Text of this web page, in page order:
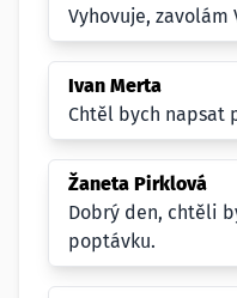
Vyhovuje, zavolám
Ivan Merta
Chtěl bych napsat
Žaneta Pirklová
Dobrý den, chtěli
poptávku.